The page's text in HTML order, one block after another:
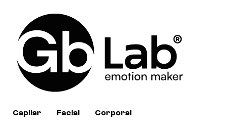
Capilar Facial Corporal